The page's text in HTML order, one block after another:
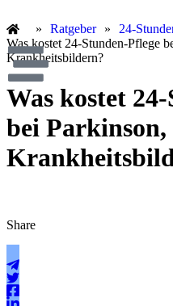
» Ratgeber » 24-
Was kostet 24-Stunden-Pflege
Krankheitsbildern?
Was kostet
bei
Share